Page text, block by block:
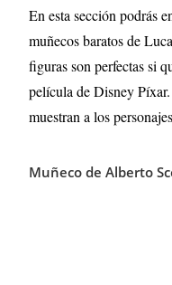
En esta sección podrás
muñecos baratos de
figuras son perfectas si
película de Disney
muestran a los
Muñeco de Alberto